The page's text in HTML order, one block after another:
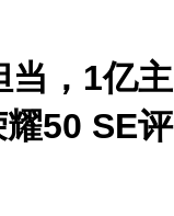
当，1亿主
50 SE评